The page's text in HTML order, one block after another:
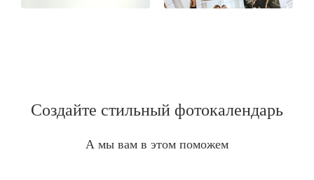
Создайте стильный фотокалендарь
А мы вам в этом поможем